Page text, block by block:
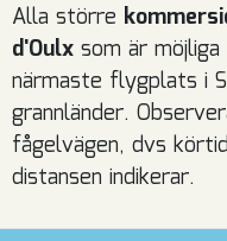
Alla större
d'Oulx som är
närmaste flygplats i
grannländer.
fågelvägen, dvs
distansen indikerar.